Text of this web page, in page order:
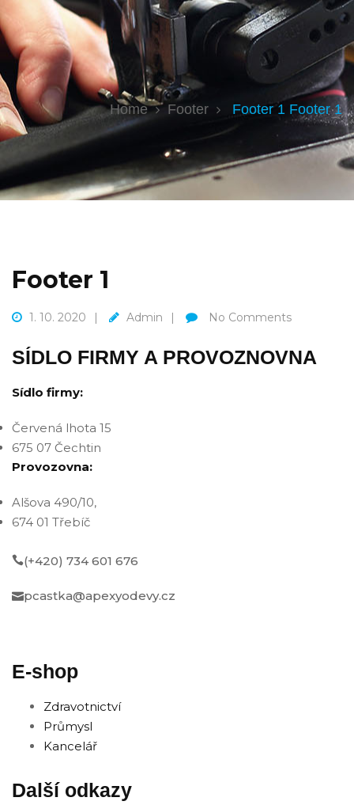
Home Footer Footer 1 Footer 1
Footer 1
1. 10. 2020 Admin No Comments
SÍDLO FIRMY A PROVOZNOVNA
Sídlo firmy:
Červená lhota 15
675 07 Čechtin
Provozovna:
Alšova 490/10,
674 01 Třebíč
(+420) 734 601 676
pcastka@apexyodevy.cz
E-shop
Zdravotnictví
Průmysl
Kancelář
Další odkazy